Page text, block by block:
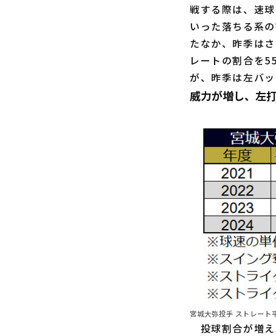
戦する際は、速
いった落ちる系
たなか、昨季は
レートの割合を
が、昨季は左バ
威力が増し、左
宮城大弥投手 ストレー
投球割合が増